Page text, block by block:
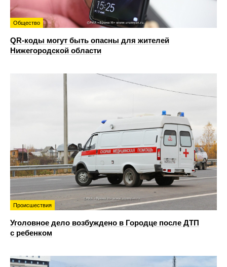
Общество
QR-коды могут быть опасны для жителей
Нижегородской области
Происшествия
Уголовное дело возбуждено в Городце после ДТП
с ребенком